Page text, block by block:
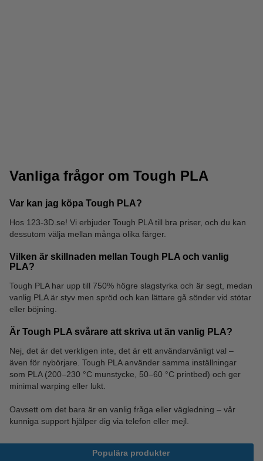
1,75 mm PLA
Rainbow
1,75 mm PLA High
Speed
Vanliga frågor om Tough PLA
Var kan jag köpa Tough PLA?
Hos 123-3D.se! Vi erbjuder Tough PLA till bra priser, och du kan
dessutom välja mellan många olika färger.
Vilken är skillnaden mellan Tough PLA och vanlig
PLA?
Tough PLA har upp till 750% högre slagstyrka och är segt, medan
vanlig PLA är styv men spröd och kan lättare gå sönder vid stötar
eller böjning.
Är Tough PLA svårare att skriva ut än vanlig PLA?
Nej, det är det verkligen inte, det är ett användarvänligt val –
även för nybörjare. Tough PLA använder samma inställningar
som PLA (200–230 °C munstycke, 50–60 °C printbed) och ger
minimal warping eller lukt.
Oavsett om det bara är en vanlig fråga eller vägledning – vår
kunniga support hjälper dig via telefon eller mejl.
Populära produkter